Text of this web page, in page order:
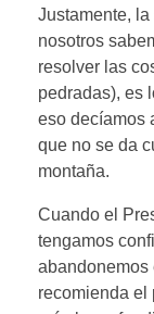
Justamente,
nosotros
resolver las
pedradas), es
eso decíamos
que no se da
montaña.
Cuando el
tengamos
abandonemos
recomienda el